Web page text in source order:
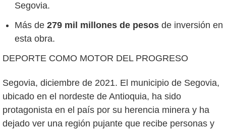
Segovia.
Más de 279 mil millones de pesos de inversión en
esta obra.
DEPORTE COMO MOTOR DEL PROGRESO
Segovia, diciembre de 2021. El municipio de Segovia,
ubicado en el nordeste de Antioquia, ha sido
protagonista en el país por su herencia minera y ha
dejado ver una región pujante que recibe personas y